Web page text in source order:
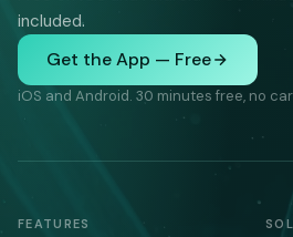
included.
Get the App — Free
iOS and Android. 30 minutes free, no
FEATURES